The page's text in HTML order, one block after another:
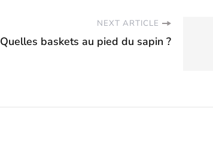
NEXT ARTICLE
Quelles baskets au pied du sapin ?